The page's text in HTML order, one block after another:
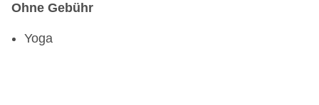
Ohne Gebühr
Yoga